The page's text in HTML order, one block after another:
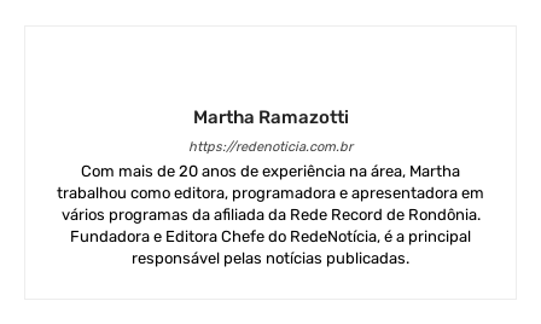
Martha Ramazotti
https://redenoticia.com.br
Com mais de 20 anos de experiência na área, Martha
trabalhou como editora, programadora e apresentadora em
vários programas da afiliada da Rede Record de Rondônia.
Fundadora e Editora Chefe do RedeNotícia, é a principal
responsável pelas notícias publicadas.